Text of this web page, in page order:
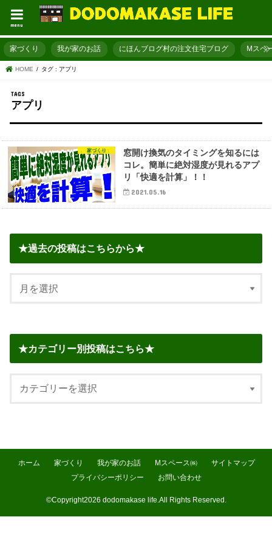
menu
家づくり 我が家のお話 にほんブログ村の注文住宅ブログ Mスペ
HOME タグ : アプリ
アプリ
家づくり
窓開け換気のタイミングを知るには
コレ。簡単に絶対湿度が見れるアプ
リ「快適を計算」！！
2021.05.16
★過去の投稿はこちらから★
★カテゴリー別投稿はこちら★
ホーム 家づくり 我が家のお話 Mスペース㈱
サイトマップ
プライバシーポリシー
お問い合わせ
©Copyright2026 dodomakase life .All Rights Reserved.